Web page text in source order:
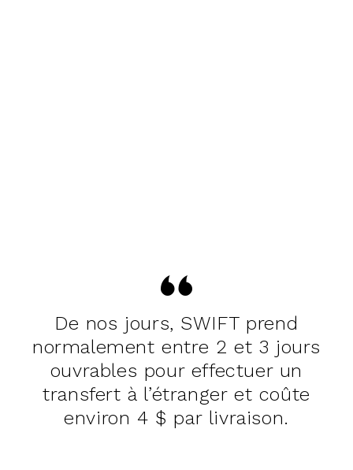
De nos jours, SWIFT prend
normalement entre 2 et 3 jours
ouvrables pour effectuer un
transfert à l’étranger et coûte
environ 4 $ par livraison.